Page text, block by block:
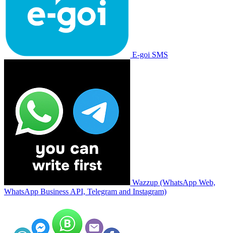
E-goi SMS
Wazzup (WhatsApp Web,
WhatsApp Business API, Telegram and Instagram)